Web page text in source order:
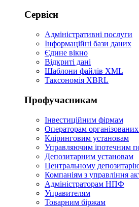
Сервіси
Адміністративні послуги
Інформаційні бази даних
Єдине вікно
Відкриті дані
Шаблони файлів XML
Таксономія XBRL
Профучасникам
Інвестиційним фірмам
Операторам
Кліринговим установам
Управляючим іпотечним
Депозитарним установам
Центральному
Компаніям з управління
Адміністраторам НПФ
Управителям
Товарним біржам